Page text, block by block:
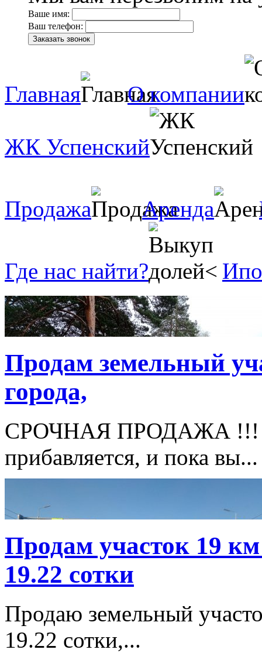
Ваше имя:
Ваш телефон:
Главная О компании
ЖК Успенский
Продажа Аренда
Где нас найти?
Продам земельный
города,
СРОЧНАЯ ПРОДАЖА !!!
прибавляется, и пока вы...
Продам участок 19
19.22 сотки
Продаю земельный
19.22 сотки,...